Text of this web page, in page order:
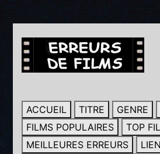
ACCUEIL TITRE GENRE
FILMS POPULAIRES
TOP
MEILLEURES ERREURS